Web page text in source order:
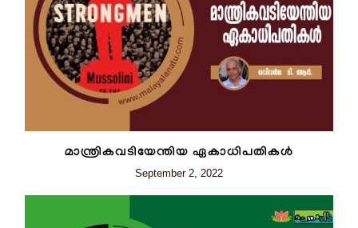
മാന്ത്രികവടിയേന്തിയ ഏകാധിപതികൾ
September 2, 2022